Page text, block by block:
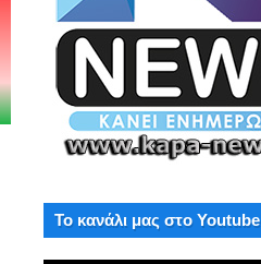
Το κανάλι μας στο Youtube